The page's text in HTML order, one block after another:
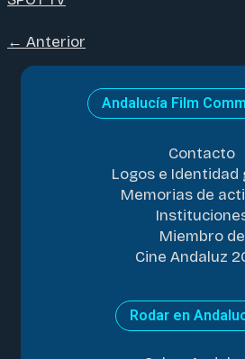
← Anterior
Andalucía Film
Contacto
Logos e Identidad
Memorias de
Miembro de
Cine Andaluz
Rodar en